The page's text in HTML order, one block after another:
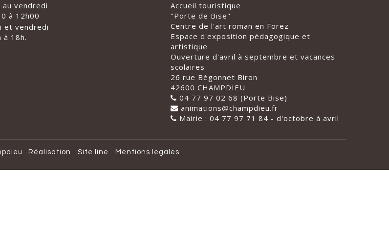
au vendredi
à 12h00
et vendredi
à 18h.
Accueil touristique
"Porte de Bise"
Centre de l'art roman en Forez
Espace d'exposition pédagogique et
artistique
Ouverture d'avril à septembre et vacances
scolaires
26 rue Bégonnet Biron
42600 CHAMPDIEU
04 77 97 02 68 (Porte Bise)
animations@champdieu.fr
Mairie : 04 77 97 71 84 - d'octobre à avril
· Réalisation Site line Mentions legales